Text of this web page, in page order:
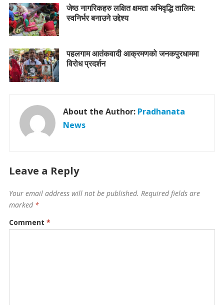
जेष्ठ नागरिकहरु लक्षित क्षमता अभिवृद्धि तालिम:
स्वनिर्भर बनाउने उद्देश्य
पहलगाम आतंकवादी आक्रमणको जनकपुरधाममा
विरोध प्रदर्शन
About the Author: Pradhanata
News
Leave a Reply
Your email address will not be published. Required fields are
marked *
Comment *